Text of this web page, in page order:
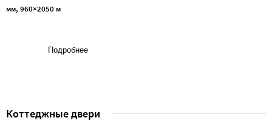
мм, 960×2050 м
Подробнее
Коттеджные двери